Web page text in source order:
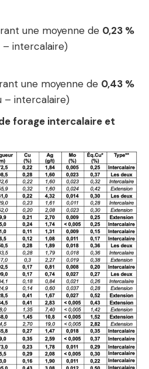
une moyenne de 0,23 %
– intercalaire)
une moyenne de 0,43 %
– intercalaire)
forage intercalaire et